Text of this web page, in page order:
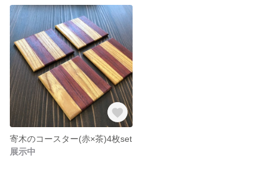
寄木のコースター(赤×茶)4枚set
展示中